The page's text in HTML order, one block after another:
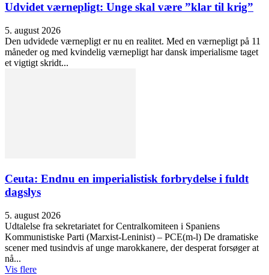
Udvidet værnepligt: Unge skal være ”klar til krig”
5. august 2026
Den udvidede værnepligt er nu en realitet. Med en værnepligt på 11
måneder og med kvindelig værnepligt har dansk imperialisme taget
et vigtigt skridt...
Ceuta: Endnu en imperialistisk forbrydelse i fuldt
dagslys
5. august 2026
Udtalelse fra sekretariatet for Centralkomiteen i Spaniens
Kommunistiske Parti (Marxist-Leninist) – PCE(m-l) De dramatiske
scener med tusindvis af unge marokkanere, der desperat forsøger at
nå...
Vis flere